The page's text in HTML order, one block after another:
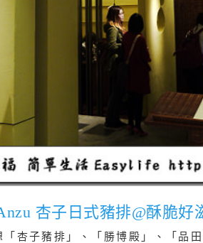
杏子日式豬排@酥脆好
杏子豬排」、「勝博殿」、「品